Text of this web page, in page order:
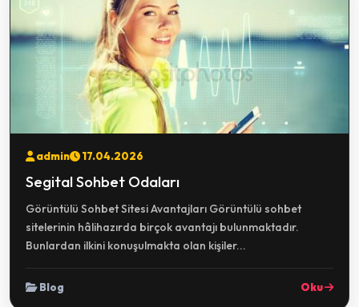
admin 17.04.2026
Segital Sohbet Odaları
Görüntülü Sohbet Sitesi Avantajları Görüntülü sohbet
sitelerinin hâlihazırda birçok avantajı bulunmaktadır.
Bunlardan ilkini konuşulmakta olan kişiler...
Blog Oku